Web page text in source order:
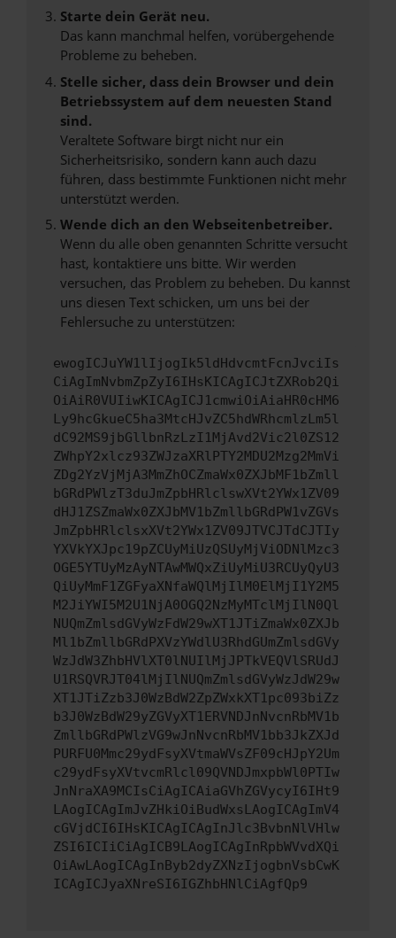
Starte dein Gerät neu.
Das kann manchmal helfen, vorübergehende
Probleme zu beheben.
Stelle sicher, dass dein Browser und dein
Betriebssystem auf dem neuesten Stand
sind.
Veraltete Software birgt nicht nur ein
Sicherheitsrisiko, sondern kann auch dazu
führen, dass bestimmte Funktionen nicht mehr
unterstützt werden.
Wende dich an den Webseitenbetreiber.
Wenn du alle oben genannten Schritte versucht
hast, kontaktiere uns bitte. Wir werden
versuchen, das Problem zu beheben. Du kannst
uns diesen Text schicken, um uns bei der
Fehlersuche zu unterstützen:
ewogICJuYW1lIjogIk5ldHdvcmtFcnJvciIs
CiAgImNvbmZpZyI6IHsKICAgICJtZXRob2Qi
OiAiR0VUIiwKICAgICJ1cmwiOiAiaHR0cHM6
Ly9hcGkueC5ha3MtcHJvZC5hdWRhcmlzLm5l
dC92MS9jbGllbnRzLzI1MjAvd2Vic2l0ZS12
ZWhpY2xlcz93ZWJzaXRlPTY2MDU2Mzg2MmVi
ZDg2YzVjMjA3MmZhOCZmaWx0ZXJbMF1bZmll
bGRdPWlzT3duJmZpbHRlclswXVt2YWx1ZV09
dHJ1ZSZmaWx0ZXJbMV1bZmllbGRdPW1vZGVs
JmZpbHRlclsxXVt2YWx1ZV09JTVCJTdCJTIy
YXVkYXJpc19pZCUyMiUzQSUyMjViODNlMzc3
OGE5YTUyMzAyNTAwMWQxZiUyMiU3RCUyQyU3
QiUyMmF1ZGFyaXNfaWQlMjIlM0ElMjI1Y2M5
M2JiYWI5M2U1NjA0OGQ2NzMyMTclMjIlN0Ql
NUQmZmlsdGVyWzFdW29wXT1JTiZmaWx0ZXJb
Ml1bZmllbGRdPXVzYWdlU3RhdGUmZmlsdGVy
WzJdW3ZhbHVlXT0lNUIlMjJPTkVEQVlSRUdJ
U1RSQVRJT04lMjIlNUQmZmlsdGVyWzJdW29w
XT1JTiZzb3J0WzBdW2ZpZWxkXT1pc093biZz
b3J0WzBdW29yZGVyXT1ERVNDJnNvcnRbMV1b
ZmllbGRdPWlzVG9wJnNvcnRbMV1bb3JkZXJd
PURFU0Mmc29ydFsyXVtmaWVsZF09cHJpY2Um
c29ydFsyXVtvcmRlcl09QVNDJmxpbWl0PTIw
JnNraXA9MCIsCiAgICAiaGVhZGVycyI6IHt9
LAogICAgImJvZHkiOiBudWxsLAogICAgImV4
cGVjdCI6IHsKICAgICAgInJlc3BvbnNlVHlw
ZSI6ICIiCiAgICB9LAogICAgInRpbWVvdXQi
OiAwLAogICAgInByb2dyZXNzIjogbnVsbCwK
ICAgICJyaXNreSI6IGZhbHNlCiAgfQp9